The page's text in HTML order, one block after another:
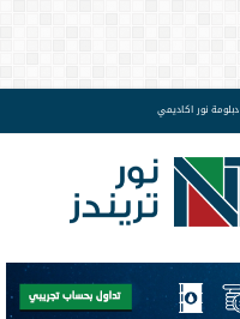
دبلومة نور اكاديمي